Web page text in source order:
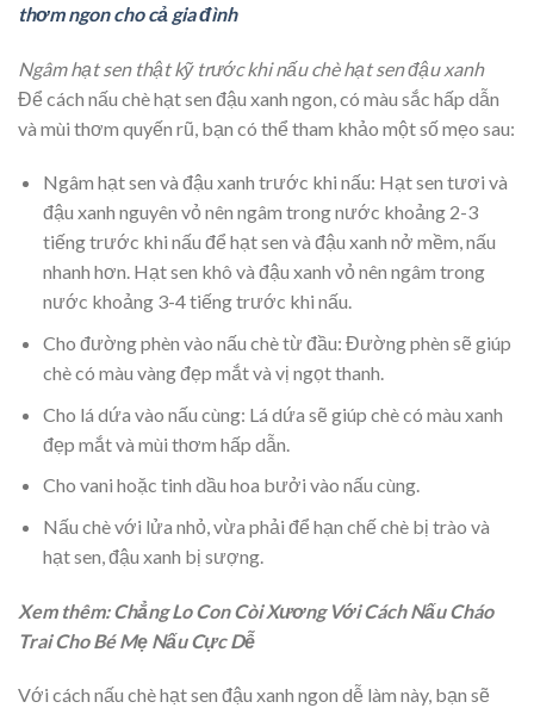
thơm ngon cho cả gia đình
Ngâm hạt sen thật kỹ trước khi nấu chè hạt sen đậu xanh
Để cách nấu chè hạt sen đậu xanh ngon, có màu sắc hấp dẫn
và mùi thơm quyến rũ, bạn có thể tham khảo một số mẹo sau:
Ngâm hạt sen và đậu xanh trước khi nấu: Hạt sen tươi và
đậu xanh nguyên vỏ nên ngâm trong nước khoảng 2-3
tiếng trước khi nấu để hạt sen và đậu xanh nở mềm, nấu
nhanh hơn. Hạt sen khô và đậu xanh vỏ nên ngâm trong
nước khoảng 3-4 tiếng trước khi nấu.
Cho đường phèn vào nấu chè từ đầu: Đường phèn sẽ giúp
chè có màu vàng đẹp mắt và vị ngọt thanh.
Cho lá dứa vào nấu cùng: Lá dứa sẽ giúp chè có màu xanh
đẹp mắt và mùi thơm hấp dẫn.
Cho vani hoặc tinh dầu hoa bưởi vào nấu cùng.
Nấu chè với lửa nhỏ, vừa phải để hạn chế chè bị trào và
hạt sen, đậu xanh bị sượng.
Xem thêm: Chẳng Lo Con Còi Xương Với Cách Nấu Cháo
Trai Cho Bé Mẹ Nấu Cực Dễ
Với cách nấu chè hạt sen đậu xanh ngon dễ làm này, bạn sẽ